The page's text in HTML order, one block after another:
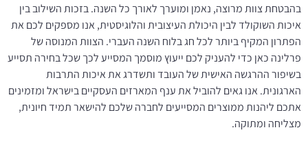
בהבטחת צוות מרוצה, נאמן ומוערך לאורך כל השנה. בזכות השילוב בין
איכות השוקולד לבין היכולת העיצובית והלוגיסטית, אנו מספקים לכם את
הפתרון המקיף ביותר לכל חג בלוח השנה העברי. הצוות המנוסה של
פרלינה כאן כדי להעניק לכם ייעוץ מוסמך המסייע לכך שכל בחירה תסייע
בשיפור ההרגשה האישית של העובד ותשדרג את איכות התרבות
הארגונית. אנו גאים להוביל את ענף המארזים העסקיים בישראל ומזמינים
אתכם ליהנות ממוצרים המסייעים לחברה שלכם להישאר תמיד חיונית,
מצליחה ומתוקה.